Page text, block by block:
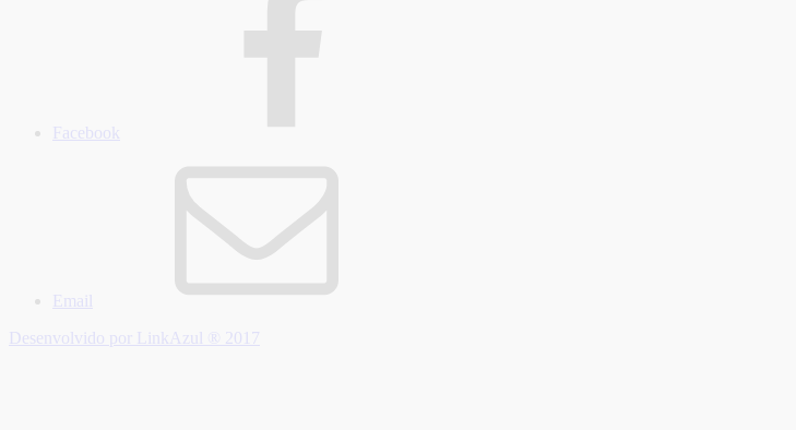
Facebook
Email
Desenvolvido por LinkAzul ® 2017